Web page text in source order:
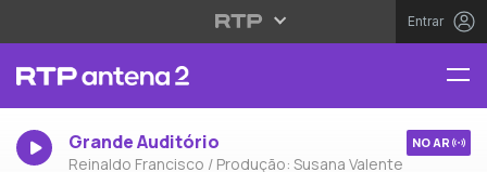
Entrar
Grande Auditório
Reinaldo Francisco / Produção: Susana Valente
NO AR